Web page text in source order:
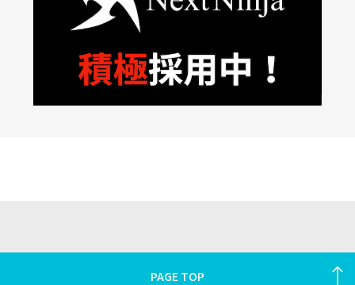
PAGE TOP